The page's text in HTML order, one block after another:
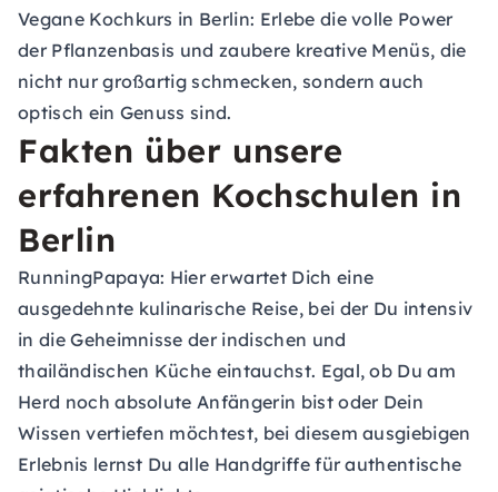
Vegane Kochkurs in Berlin: Erlebe die volle Power
der Pflanzenbasis und zaubere kreative Menüs, die
nicht nur großartig schmecken, sondern auch
optisch ein Genuss sind.
Fakten über unsere
erfahrenen Kochschulen in
Berlin
RunningPapaya: Hier erwartet Dich eine
ausgedehnte kulinarische Reise, bei der Du intensiv
in die Geheimnisse der indischen und
thailändischen Küche eintauchst. Egal, ob Du am
Herd noch absolute Anfängerin bist oder Dein
Wissen vertiefen möchtest, bei diesem ausgiebigen
Erlebnis lernst Du alle Handgriffe für authentische